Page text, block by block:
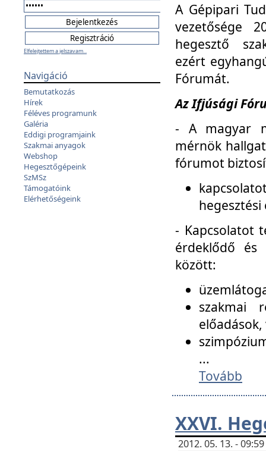
Elfelejtettem a jelszavam...
Navigáció
Bemutatkozás
Hírek
Féléves programunk
Galéria
Eddigi programjaink
Szakmai anyagok
Webshop
Hegesztőgépeink
SzMSz
Támogatóink
Elérhetőségeink
A Gépipari
vezetősége
hegesztő
ezért
Fórumát.
Az Ifjúsági
- A magyar
mérnök
fórumot
- Kapcsolatot
érdeklődő és
között:
szakmai
...
Tovább
XXVI.
2012. 05. 13. -